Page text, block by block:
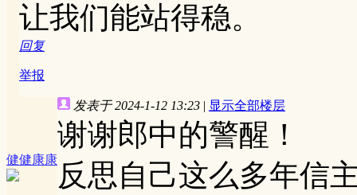
让我们能站得稳。
回复
举报
健健康康
发表于 2024-1-12 13:23 | 显示全部楼层
谢谢郎中的警醒！
反思自己这么多年信